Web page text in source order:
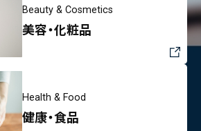
Beauty & Cosmetics
美容・化粧品
Health & Food
健康・食品